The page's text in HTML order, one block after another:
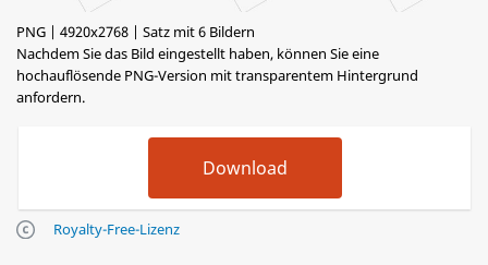
PNG | 4920x2768 | Satz mit 6 Bildern
Nachdem Sie das Bild eingestellt haben, können Sie eine
hochauflösende PNG-Version mit transparentem Hintergrund
anfordern.
Royalty-Free-Lizenz